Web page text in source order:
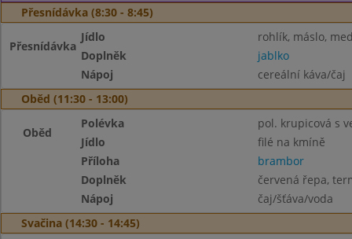
Přesnídávka (8:30 - 8:45)
Přesnídávka
Jídlo
rohlík, máslo,
Doplněk
jablko
Nápoj
cereální káva/čaj
Oběd (11:30 - 13:00)
Oběd
Polévka
pol. krupicová s
Jídlo
filé na kmíně
Příloha
brambor
Doplněk
červená řepa,
Nápoj
čaj/šťáva/voda
Svačina (14:30 - 14:45)